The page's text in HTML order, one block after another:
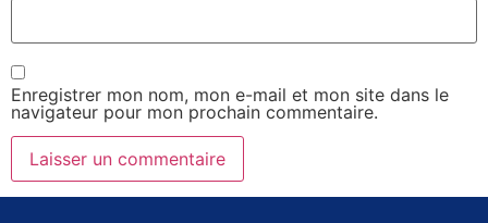
Enregistrer mon nom, mon e-mail et mon site dans le
navigateur pour mon prochain commentaire.